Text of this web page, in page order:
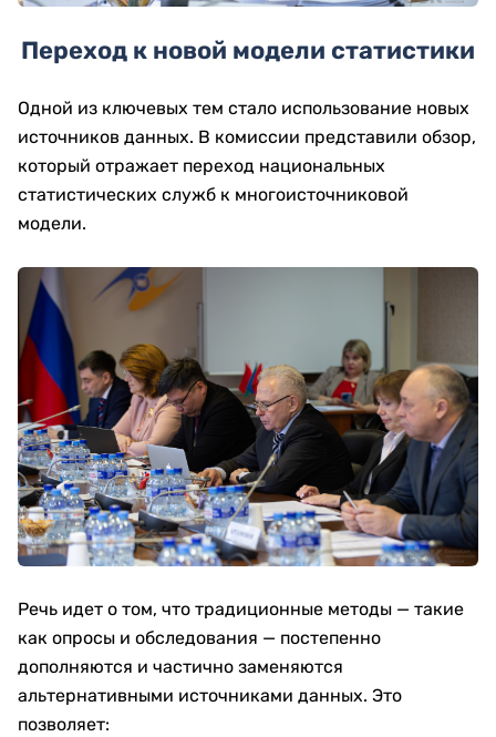
Переход к новой модели статистики
Одной из ключевых тем стало использование новых
источников данных. В комиссии представили обзор,
который отражает переход национальных
статистических служб к многоисточниковой
модели.
Речь идет о том, что традиционные методы — такие
как опросы и обследования — постепенно
дополняются и частично заменяются
альтернативными источниками данных. Это
позволяет: